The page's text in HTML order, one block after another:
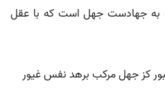
جهادست جهل است که با عقل
کز جهل مرکب برهد نفس غیور